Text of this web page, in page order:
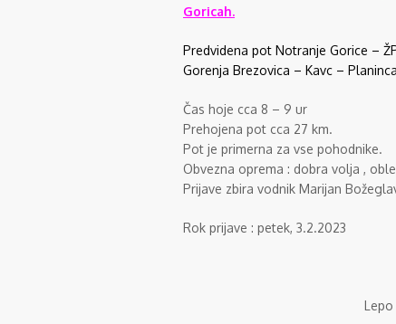
Goricah.
Predvidena pot Notranje Gorice –
Gorenja Brezovica – Kavc –
Čas hoje cca 8 – 9 ur
Prehojena pot cca 27 km.
Pot je primerna za vse pohodnike.
Obvezna oprema : dobra volja ,
Prijave zbira vodnik Marijan
Rok prijave : petek, 3.2.2023